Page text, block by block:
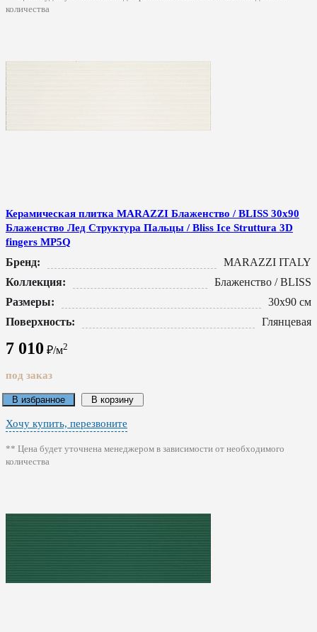
количества
Керамическая плитка MARAZZI Блаженство / BLISS 30x90
Блаженство Лед Структура Пальцы / Bliss Ice Struttura 3D
fingers MP5Q
Бренд:
MARAZZI ITALY
Коллекция:
Блаженство / BLISS
Размеры:
30x90 см
Поверхность:
Глянцевая
7 010 ₽/м2
под заказ
В избранное В корзину
Хочу купить, перезвоните
** Цена будет уточнена менеджером в зависимости от необходимого
количества